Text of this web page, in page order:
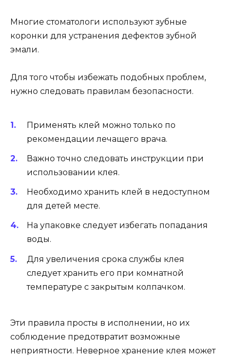
Многие стоматологи используют зубные
коронки для устранения дефектов зубной
эмали.
Для того чтобы избежать подобных проблем,
нужно следовать правилам безопасности.
Применять клей можно только по
рекомендации лечащего врача.
Важно точно следовать инструкции при
использовании клея.
Необходимо хранить клей в недоступном
для детей месте.
На упаковке следует избегать попадания
воды.
Для увеличения срока службы клея
следует хранить его при комнатной
температуре с закрытым колпачком.
Эти правила просты в исполнении, но их
соблюдение предотвратит возможные
неприятности. Неверное хранение клея может